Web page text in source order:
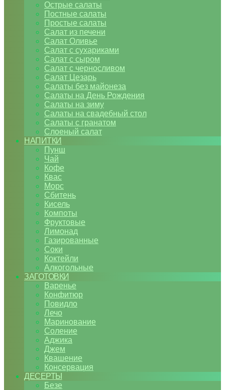
Острые салаты
Постные салаты
Простые салаты
Салат из печени
Салат Оливье
Салат с сухариками
Салат с сыром
Салат с черносливом
Салат Цезарь
Салаты без майонеза
Салаты на День Рождения
Салаты на зиму
Салаты на свадебный стол
Салаты с гранатом
Слоеный салат
НАПИТКИ
Пунш
Чай
Кофе
Квас
Морс
Сбитень
Кисель
Компоты
Фруктовые
Лимонад
Газированные
Соки
Коктейли
Алкогольные
ЗАГОТОВКИ
Варенье
Конфитюр
Повидло
Лечо
Маринование
Соление
Аджика
Джем
Квашение
Консервация
ДЕСЕРТЫ
Безе